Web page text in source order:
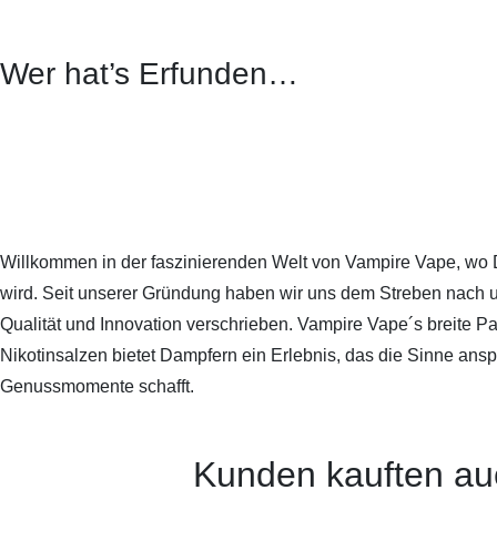
Wer hat’s Erfunden…
Willkommen in der faszinierenden Welt von Vampire Vape, wo
wird. Seit unserer Gründung haben wir uns dem Streben nach
Qualität und Innovation verschrieben. Vampire Vape´s breite
Nikotinsalzen bietet Dampfern ein Erlebnis, das die Sinne
Genussmomente schafft.
Kunden kauften